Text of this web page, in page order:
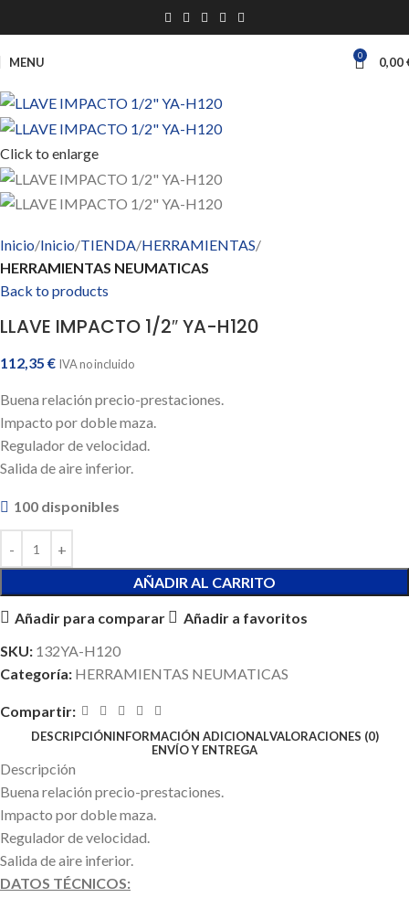
MENU 0 0,00
Click to enlarge
Inicio Inicio TIENDA HERRAMIENTAS
HERRAMIENTAS NEUMATICAS
Back to products
LLAVE IMPACTO 1/2″ YA-H120
112,35 € IVA no incluido
Buena relación precio-prestaciones.
Impacto por doble maza.
Regulador de velocidad.
Salida de aire inferior.
100 disponibles
AÑADIR AL CARRITO
Añadir para comparar
Añadir a favoritos
SKU: 132YA-H120
Categoría: HERRAMIENTAS NEUMATICAS
Compartir:
DESCRIPCIÓNINFORMACIÓN ADICIONALVALORACIONES (0)
ENVÍO Y ENTREGA
Descripción
Buena relación precio-prestaciones.
Impacto por doble maza.
Regulador de velocidad.
Salida de aire inferior.
DATOS TÉCNICOS: